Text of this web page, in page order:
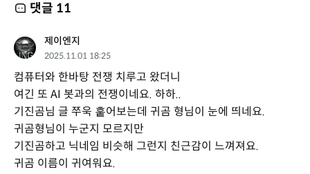
댓글 11
제이엔지
2025.11.01 18:25
컴퓨터와 한바탕 전쟁 치루고 왔더니
여긴 또 AI 봇과의 전쟁이네요. 하하..
기진곰님 글 쭈욱 훝어보는데 귀곰 형님이 눈에 띄네요.
귀곰형님이 누군지 모르지만
기진곰하고 닉네임 비슷해 그런지 친근감이 느껴져요.
귀곰 이름이 귀여워요.